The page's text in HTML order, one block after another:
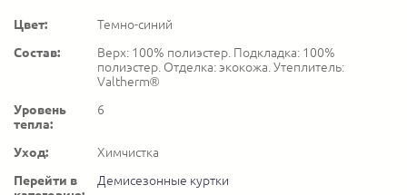
Цвет:
Темно-синий
Состав:
Верх: 100% полиэстер. Подкладка: 100%
полиэстер. Отделка: экокожа. Утеплитель:
Valtherm®
Уровень
тепла:
6
Уход:
Химчистка
Перейти в
Демисезонные куртки